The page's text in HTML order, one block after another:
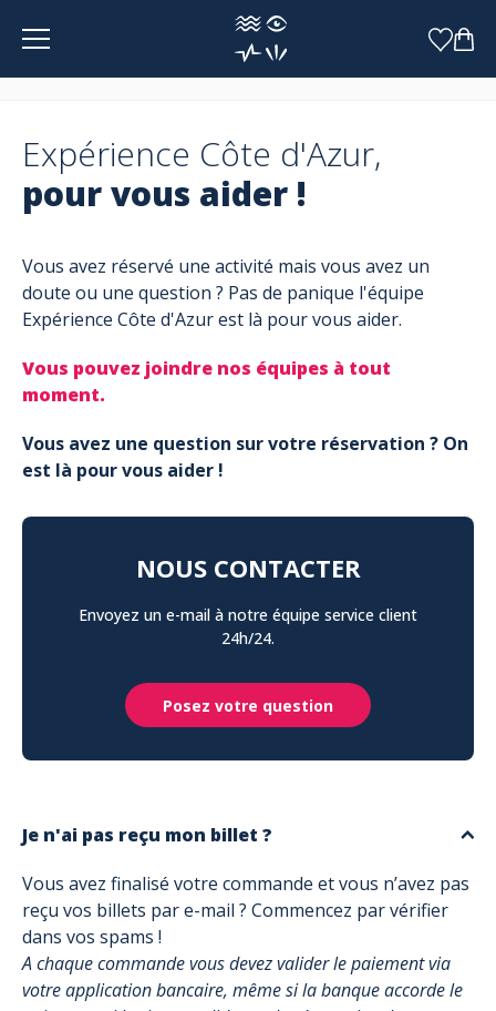
Panneau de gestion des cookies
Expérience Côte d'Azur,
pour vous aider !
Vous avez réservé une activité mais vous avez un
doute ou une question ? Pas de panique l'équipe
Expérience Côte d'Azur est là pour vous aider.
Vous pouvez joindre nos équipes à tout
moment.
Vous avez une question sur votre réservation ? On
est là pour vous aider !
NOUS CONTACTER
Envoyez un e-mail à notre équipe service client
24h/24.
Posez votre question
Je n'ai pas reçu mon billet ?
Vous avez finalisé votre commande et vous n’avez pas
reçu vos billets par e-mail ? Commencez par vérifier
dans vos spams !
A chaque commande vous devez valider le paiement via
votre application bancaire, même si la banque accorde le